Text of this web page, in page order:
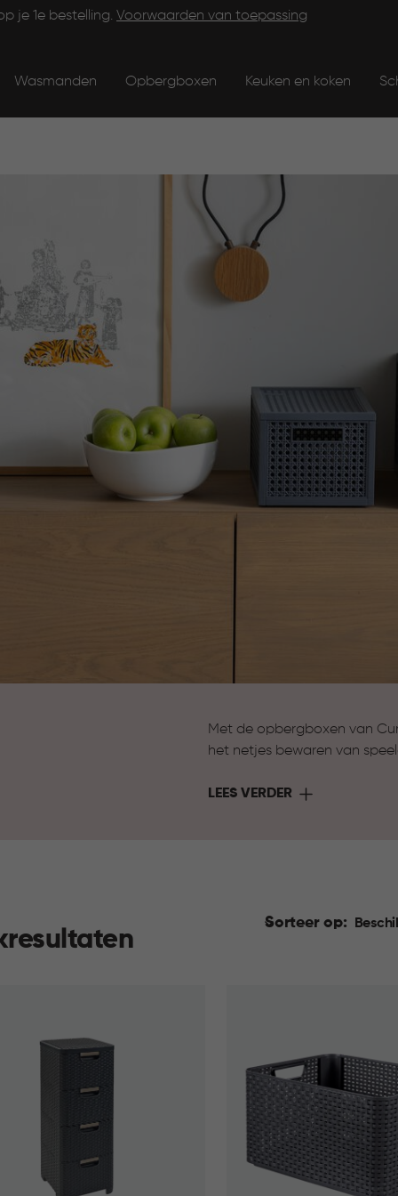
je 1e bestelling. Voorwaarden van toepassing
Wasmanden Opbergboxen Keuken en koken
Met de opbergboxen van
het netjes bewaren van
overzichtelijk en binnen
LEES VERDER
Sorteer op: